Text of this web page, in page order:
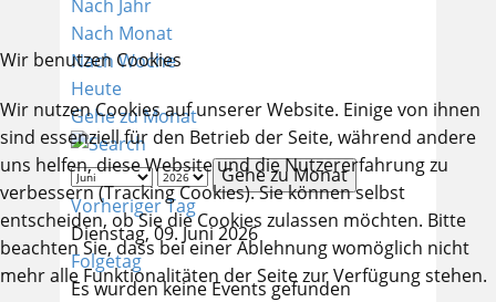
Nach Jahr
Nach Monat
Nach Woche
Heute
Gehe zu Monat
Gehe zu Monat
Vorheriger Tag
Dienstag, 09. Juni 2026
Folgetag
Es wurden keine Events gefunden
Wir benutzen Cookies
Wir nutzen Cookies auf unserer Website. Einige von ihnen
sind essenziell für den Betrieb der Seite, während andere
uns helfen, diese Website und die Nutzererfahrung zu
verbessern (Tracking Cookies). Sie können selbst
entscheiden, ob Sie die Cookies zulassen möchten. Bitte
beachten Sie, dass bei einer Ablehnung womöglich nicht
mehr alle Funktionalitäten der Seite zur Verfügung stehen.